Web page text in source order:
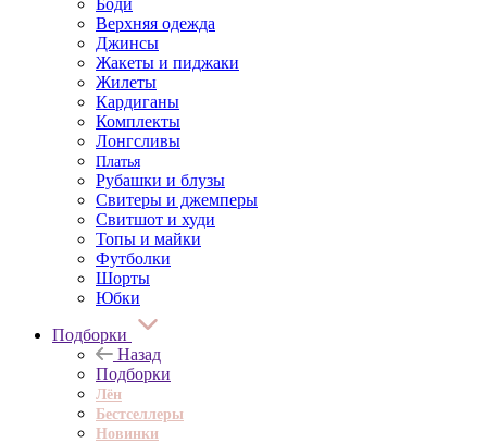
Боди
Верхняя одежда
Джинсы
Жакеты и пиджаки
Жилеты
Кардиганы
Комплекты
Лонгсливы
Платья
Рубашки и блузы
Свитеры и джемперы
Свитшот и худи
Топы и майки
Футболки
Шорты
Юбки
Подборки
Назад
Подборки
Лён
Бестселлеры
Новинки